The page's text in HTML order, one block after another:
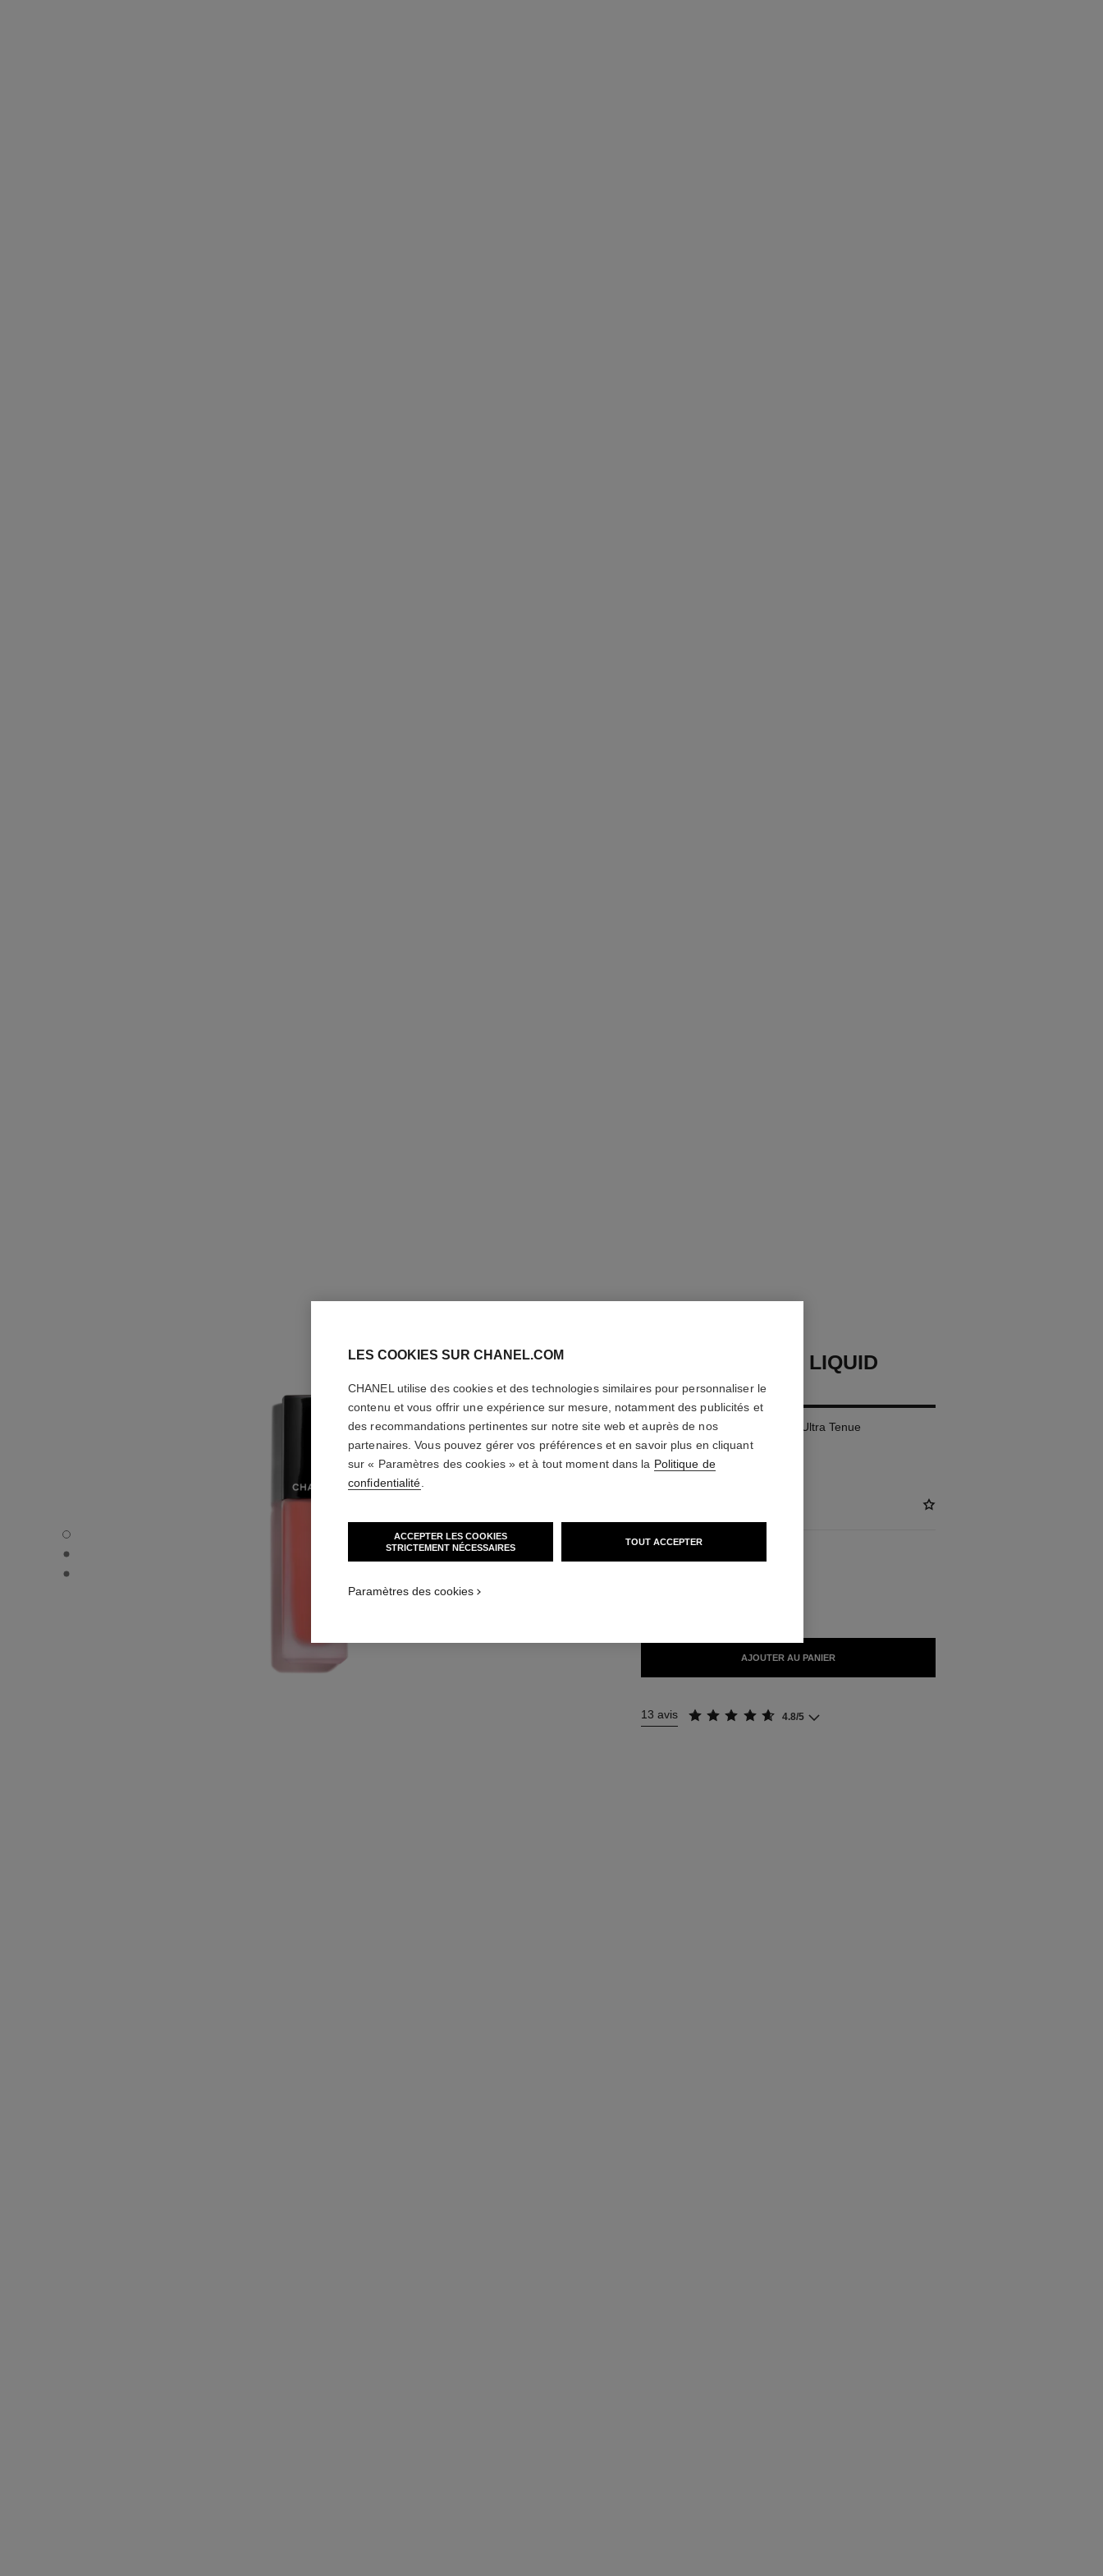
ROUGE ALLURE LIQUID VELVET - Vue par défaut
ROUGE ALLURE LIQUID VELVET - Vue alternative 1
ROUGE ALLURE LIQUID VELVET - Vue basique texture
ROUGE ALLURE LIQUID
VELVET
Le Rouge Liquide Mat Intense Ultra Tenue
En savoir plus
Réf. 171204
14 TEINTES DISPONIBLES
AJOUTER AU PANIER
13 avis 4.8/5
LES COOKIES SUR CHANEL.COM
CHANEL utilise des cookies et des technologies similaires pour personnaliser le
contenu et vous offrir une expérience sur mesure, notamment des publicités et
des recommandations pertinentes sur notre site web et auprès de nos
partenaires. Vous pouvez gérer vos préférences et en savoir plus en cliquant
sur « Paramètres des cookies » et à tout moment dans la Politique de
confidentialité
ACCEPTER LES COOKIES
STRICTEMENT NÉCESSAIRES
TOUT ACCEPTER
Paramètres des cookies